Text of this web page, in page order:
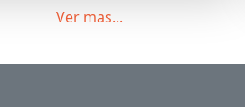
Ver mas...